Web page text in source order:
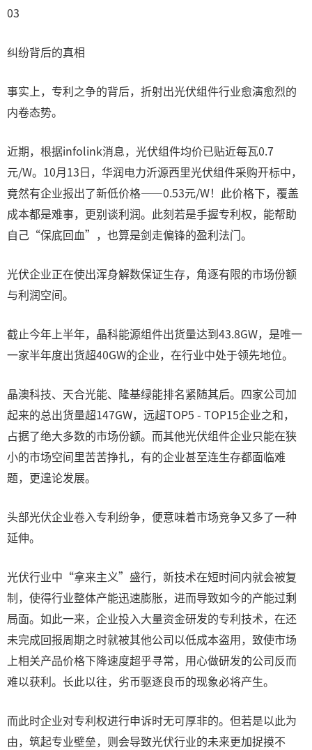
03
纠纷背后的真相
事实上，专利之争的背后，折射出光伏组件行业愈演愈烈的
内卷态势。
近期，根据infolink消息，光伏组件均价已贴近每瓦0.7
元/W。10月13日，华润电力沂源西里光伏组件采购开标中，
竟然有企业报出了新低价格——0.53元/W！此价格下，覆盖
成本都是难事，更别谈利润。此刻若是手握专利权，能帮助
自己“保底回血”，也算是剑走偏锋的盈利法门。
光伏企业正在使出浑身解数保证生存，角逐有限的市场份额
与利润空间。
截止今年上半年，晶科能源组件出货量达到43.8GW，是唯一
一家半年度出货超40GW的企业，在行业中处于领先地位。
晶澳科技、天合光能、隆基绿能排名紧随其后。四家公司加
起来的总出货量超147GW，远超TOP5 - TOP15企业之和，
占据了绝大多数的市场份额。而其他光伏组件企业只能在狭
小的市场空间里苦苦挣扎，有的企业甚至连生存都面临难
题，更遑论发展。
头部光伏企业卷入专利纷争，便意味着市场竞争又多了一种
延伸。
光伏行业中“拿来主义”盛行，新技术在短时间内就会被复
制，使得行业整体产能迅速膨胀，进而导致如今的产能过剩
局面。如此一来，企业投入大量资金研发的专利技术，在还
未完成回报周期之时就被其他公司以低成本盗用，致使市场
上相关产品价格下降速度超乎寻常，用心做研发的公司反而
难以获利。长此以往，劣币驱逐良币的现象必将产生。
而此时企业对专利权进行申诉时无可厚非的。但若是以此为
由，筑起专业壁垒，则会导致光伏行业的未来更加捉摸不